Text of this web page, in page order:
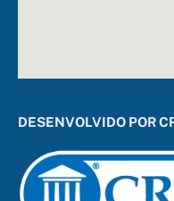
DESENVOLVIDO POR